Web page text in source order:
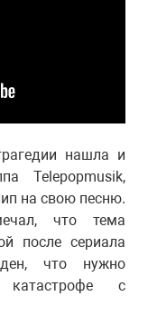
нашла и
Telepopmusik,
на свою песню.
что тема
после сериала
что нужно
с